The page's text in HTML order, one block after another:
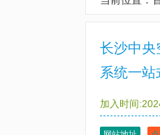
长沙中央
系统一
加入时间